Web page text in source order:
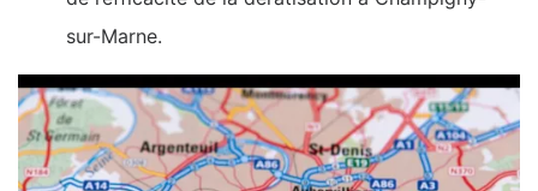
sur-Marne.